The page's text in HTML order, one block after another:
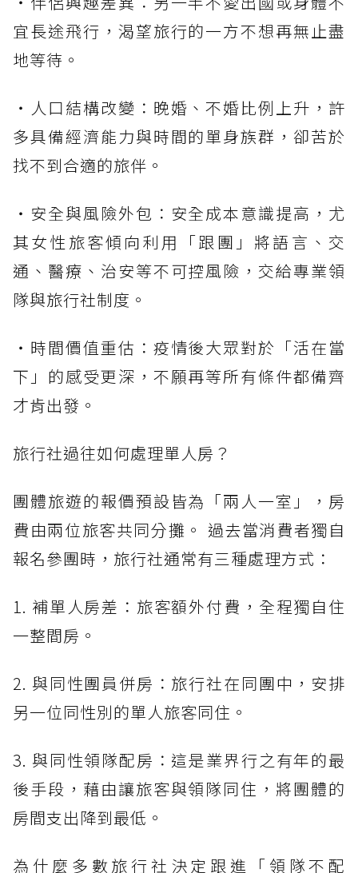
宜長途飛行，渴望旅行的一方不想再無止盡
地等待。
・人口結構改變：晚婚、不婚比例上升，許
多具備經濟能力與時間的單身族群，卻苦於
找不到合適的旅伴。
・安全與風險外包：安全成本意識提高，尤
其女性旅客傾向利用「跟團」將語言、交
通、醫療、治安等不可控風險，交給專業領
隊與旅行社制度。
・時間價值重估：疫情後大眾對於「活在當
下」的感受更深，不願再等所有條件都備齊
才肯出發。
旅行社過往如何處理單人房？
團體旅遊的報價預設皆為「兩人一室」，房
費由兩位旅客共同分攤。 過去當消費者獨自
報名參團時，旅行社通常有三種處理方式：
1. 補單人房差：旅客額外付費，全程獨自住
一整間房。
2. 與同性團員併房：旅行社在同團中，安排
另一位同性別的單人旅客同住。
3. 與同性領隊配房：這是業界行之有年的最
後手段，藉由讓旅客與領隊同住，將團體的
房間支出降到最低。
為什麼多數旅行社決定跟進「領隊不配